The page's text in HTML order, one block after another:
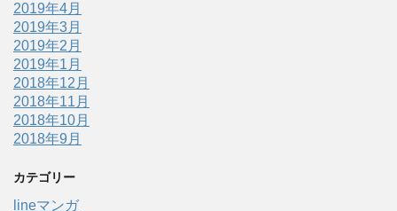
2019年4月
2019年3月
2019年2月
2019年1月
2018年12月
2018年11月
2018年10月
2018年9月
カテゴリー
lineマンガ